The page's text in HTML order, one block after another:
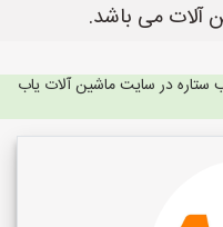
آلات می باشد.
ستاره در سایت ماشین آلات یاب